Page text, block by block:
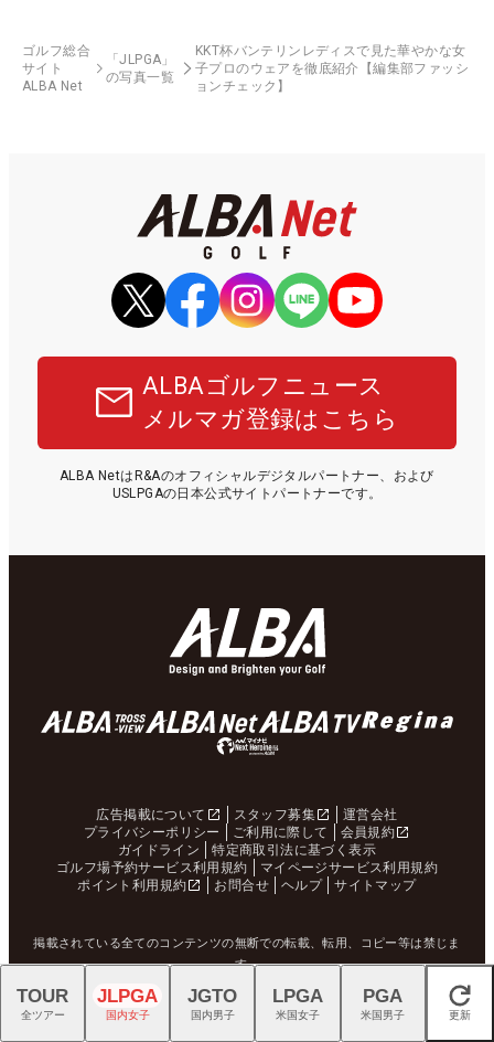
ゴルフ総合
サイト
ALBA Net
「JLPGA」
の写真一覧
KKT杯バンテリンレディスで見た華やかな女
子プロのウェアを徹底紹介【編集部ファッシ
ョンチェック】
ALBAゴルフニュース
メルマガ登録はこちら
ALBA NetはR&Aのオフィシャルデジタルパートナー、および
USLPGAの日本公式サイトパートナーです。
広告掲載について スタッフ募集
運営会社
プライバシーポリシー
ご利用に際して
会員規約
ガイドライン
特定商取引法に基づく表示
ゴルフ場予約サービス利用規約
マイページサービス利用規約
ポイント利用規約
お問合せ ヘルプ サイトマップ
掲載されている全てのコンテンツの無断での転載、転用、コピー等は禁じま
す。
© ALBA Net 閉じる
TOUR
全ツアー
JLPGA
国内女子
JGTO
国内男子
LPGA
米国女子
PGA
米国男子 更新